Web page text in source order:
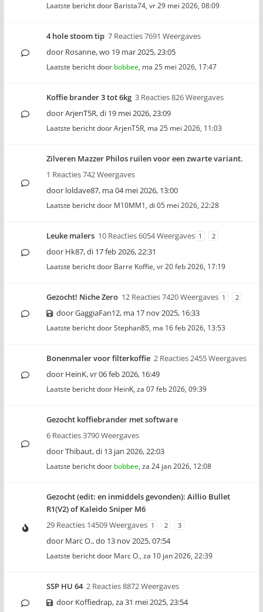
Laatste bericht door Barista74, vr 29 mei 2026, 08:09
4 hole stoom tip 7 Reacties 7691 Weergaves
door Rosanne,wo 19 mar 2025, 23:05
Laatste bericht door bobbee, ma 25 mei 2026, 17:47
Koffie brander 3 tot 6kg 3 Reacties 826 Weergaves
doorArjenT5R,di 19 mei 2026, 23:09
Laatste bericht doorArjenT5R, ma 25 mei 2026, 11:03
Zilveren Mazzer Philos ruilen voor een zwarte variant.
1 Reacties 742 Weergaves
door loldave87, ma 04 mei 2026, 13:00
Laatste bericht door M10MM1, di 05 mei 2026, 22:28
Leuke malers 10 Reacties 6054 Weergaves 1 2
door Hk87,di 17 feb 2026, 22:31
Laatste bericht door Barre Koffie, vr 20 feb 2026, 17:19
Gezocht! Niche Zero 12 Reacties 7420 Weergaves 1 2
doorGaggiaFan12, ma 17 nov 2025, 16:33
Laatste bericht doorStephan85, ma 16 feb 2026, 13:53
Bonenmaler voor filterkoffie 2 Reacties 2455 Weergaves
door HeinK,vr 06 feb 2026, 16:49
Laatste bericht door HeinK, za 07 feb 2026, 09:39
Gezocht koffiebrander met software
6 Reacties 3790 Weergaves
doorThibaut,di 13 jan 2026, 22:03
Laatste bericht door bobbee, za 24 jan 2026, 12:08
Gezocht (edit: en inmiddels gevonden): Aillio Bullet
R1(V2) of Kaleido Sniper M6
29 Reacties 14509 Weergaves 1 2 3
door Marc O.,do 13 nov 2025, 07:54
Laatste bericht door Marc O., za 10 jan 2026, 22:39
SSP HU 64 2 Reacties 8872 Weergaves
door Koffiedrap,za 31 mei 2025, 23:54